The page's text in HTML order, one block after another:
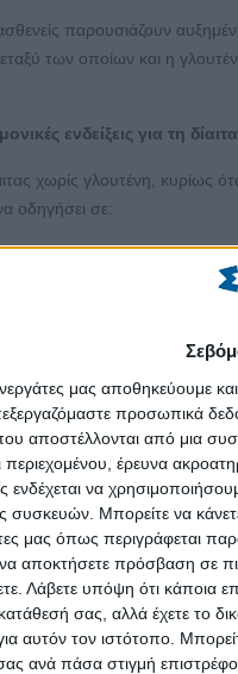
μας αποθηκεύουμε
προσωπικά
αποστέλλονται από μια
περιεχομένου, έρευνα
ενδέχεται να
Μπορείτε να κάνετε
μας όπως περιγράφεται
αποκτήσετε πρόσβαση σε
Λάβετε υπόψη ότι κάποια
σας, αλλά έχετε το
αυτόν τον ιστότοπο.
ανά πάσα στιγμή
παρουσιάζουν
των οποίων και η
ενδείξεις για τη
χωρίς γλουτένη, κυρίως
οδηγήσει σε:
IL-6)
με αυξημένα
του (2001) έδειξε
μελέτη του
μετά την απομάκρυνση της
στη ρύθμιση της
δυσβίωση – δηλαδή
(π.χ. Ω-3) και φυσικά
μονοπατιών.